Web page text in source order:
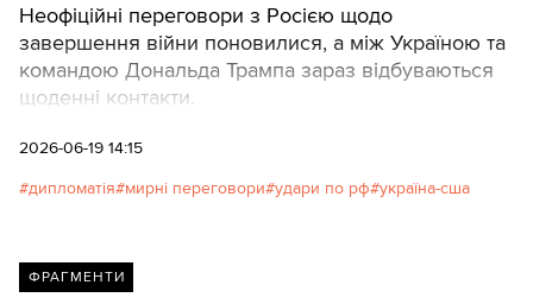
Неофіційні переговори з Росією щодо
завершення війни поновилися, а між Україною та
командою Дональда Трампа зараз відбуваються
щоденні контакти.
2026-06-19 14:15
дипломатія мирні переговори удари по рф україна-сша
ФРАГМЕНТИ